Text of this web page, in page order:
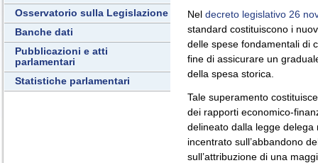
Osservatorio sulla Legislazione
Banche dati
Pubblicazioni e atti
parlamentari
Statistiche parlamentari
Nel decreto legislativo 26
standard costituiscono i
delle spese fondamentali di
fine di assicurare un
della spesa storica.
Tale superamento
dei rapporti economico-
delineato dalla legge
incentrato sull’abbandono
sull’attribuzione di una